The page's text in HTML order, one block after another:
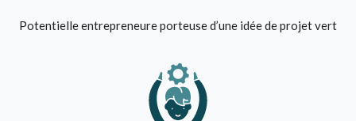
Potentielle entrepreneure porteuse d’une idée de projet vert